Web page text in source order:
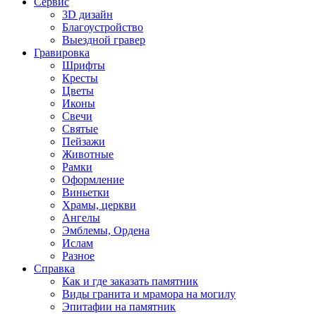
3D дизайн
Благоустройство
Выездной гравер
Гравировка
Шрифты
Кресты
Цветы
Иконы
Свечи
Святые
Пейзажи
Животные
Рамки
Оформление
Виньетки
Храмы, церкви
Ангелы
Эмблемы, Ордена
Ислам
Разное
Справка
Как и где заказать памятник
Виды гранита и мрамора на могилу
Эпитафии на памятник